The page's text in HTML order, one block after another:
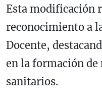
Esta modificación
reconocimiento a
Docente,
en la formación de
sanitarios.